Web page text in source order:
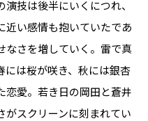
技は後半にいくにつれ、
近い感情も抱いていたであ
なさを増していく。雷で真
には桜が咲き、秋には銀杏
恋愛。若き日の岡田と蒼井
がスクリーンに刻まれてい